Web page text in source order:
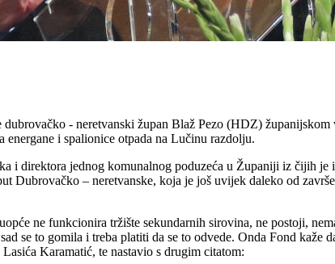
- neretvanski župan Blaž Pezo (HDZ)
i spalionice otpada na Lučinu razdolju.
direktora jednog komunalnog poduzeća u Županiji iz čijih je
– neretvanske, koja je još uvijek daleko od
ne funkcionira tržište sekundarnih sirovina, ne postoji,
se to gomila i treba platiti da se to odvede. Onda Fond kaže
Karamatić, te nastavio s drugim citatom: